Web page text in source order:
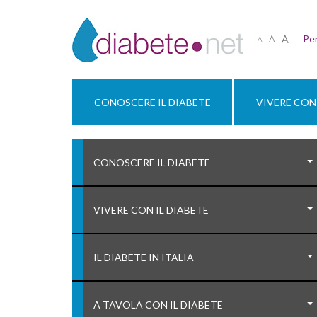
A A A
CONOSCERE IL DIABETE VIVERE
CONOSCERE IL DIABETE
VIVERE CON IL DIABETE
IL DIABETE IN ITALIA
A TAVOLA CON IL DIABETE